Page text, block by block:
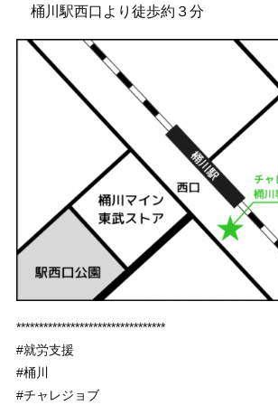
桶川駅西口より徒歩約３分
*********************************
#就労支援
#桶川
#チャレジョブ